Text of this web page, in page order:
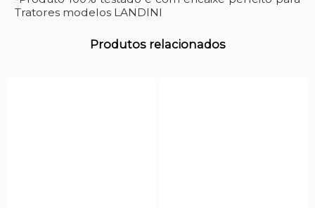
Tratores modelos LANDINI
Produtos relacionados